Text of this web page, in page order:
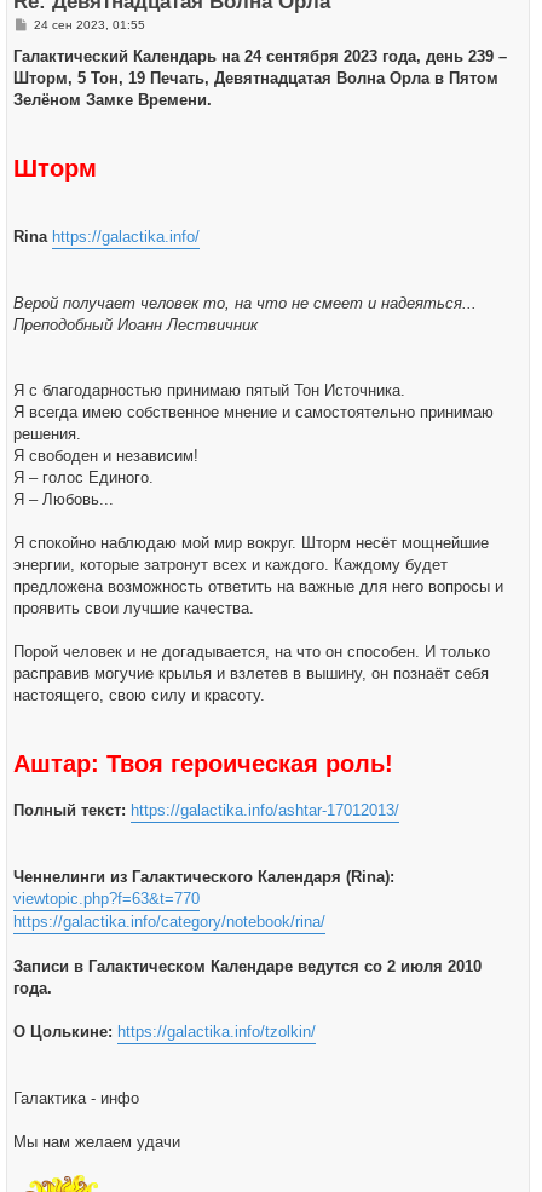
С
о
щ
е
24 сен 2023, 01:55
Галактический Календарь на 24 сентября 2023 года, день 239 –
Шторм, 5 Тон, 19 Печать, Девятнадцатая Волна Орла в Пятом
Зелёном Замке Времени.
Шторм
Rina https://galactika.info/
Верой получает человек то, на что не смеет и надеяться...
Преподобный Иоанн Лествичник
Я с благодарностью принимаю пятый Тон Источника.
Я всегда имею собственное мнение и самостоятельно принимаю
решения.
Я свободен и независим!
Я – голос Единого.
Я – Любовь...
Я спокойно наблюдаю мой мир вокруг. Шторм несёт мощнейшие
энергии, которые затронут всех и каждого. Каждому будет
предложена возможность ответить на важные для него вопросы и
проявить свои лучшие качества.
Порой человек и не догадывается, на что он способен. И только
расправив могучие крылья и взлетев в вышину, он познаёт себя
настоящего, свою силу и красоту.
Аштар: Твоя героическая роль!
Полный текст: https://galactika.info/ashtar-17012013/
Ченнелинги из Галактического Календаря (Rina):
viewtopic.php?f=63&t=770
https://galactika.info/category/notebook/rina/
Записи в Галактическом Календаре ведутся со 2 июля 2010
года.
О Цолькине: https://galactika.info/tzolkin/
Галактика - инфо
Мы нам желаем удачи